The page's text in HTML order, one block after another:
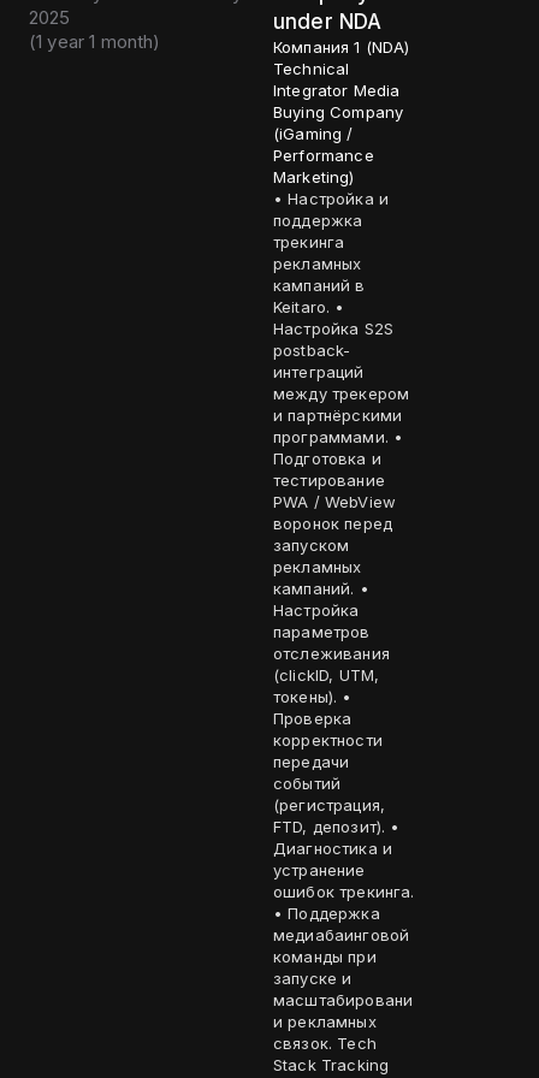
2025
(1 year 1 month)
under NDA
Компания 1 (NDA)
Technical
Integrator Media
Buying Company
(iGaming /
Performance
Marketing)
• Настройка и
поддержка
трекинга
рекламных
кампаний в
Keitaro. •
Настройка S2S
postback-
интеграций
между трекером
и партнёрскими
программами. •
Подготовка и
тестирование
PWA / WebView
воронок перед
запуском
рекламных
кампаний. •
Настройка
параметров
отслеживания
(clickID, UTM,
токены). •
Проверка
корректности
передачи
событий
(регистрация,
FTD, депозит). •
Диагностика и
устранение
ошибок трекинга.
• Поддержка
медиабаинговой
команды при
запуске и
масштабировани
и рекламных
связок. Tech
Stack Tracking